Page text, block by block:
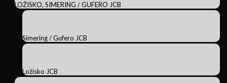
LOŽISKO, SIMERING / GUFERO JCB
Simering / Gufero JCB
Ložisko JCB